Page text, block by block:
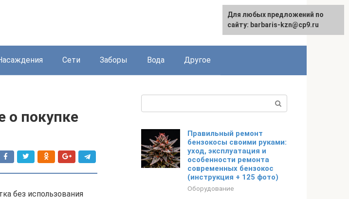
Сети Заборы Вода Другое
о покупке
без использования
Правильный ремонт
бензокосы своими руками:
уход, эксплуатация и
особенности ремонта
современных бензокос
(инструкция + 125 фото)
Оборудование
Для любых предложений по
сайту: barbaris-kzn@cp9.ru